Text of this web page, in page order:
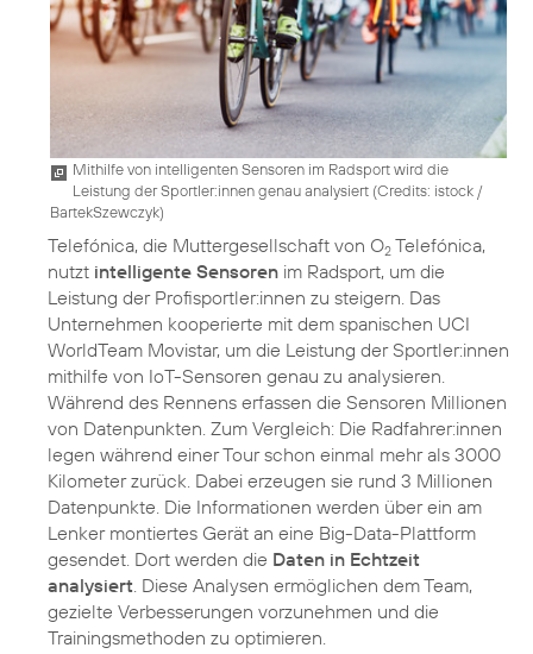
Mithilfe von intelligenten Sensoren im Radsport wird die
Leistung der Sportler:innen genau analysiert (Credits: istock /
BartekSzewczyk)
Telefónica, die Muttergesellschaft von O2 Telefónica,
nutzt intelligente Sensoren im Radsport, um die
Leistung der Profisportler:innen zu steigern. Das
Unternehmen kooperierte mit dem spanischen UCI
WorldTeam Movistar, um die Leistung der Sportler:innen
mithilfe von IoT-Sensoren genau zu analysieren.
Während des Rennens erfassen die Sensoren Millionen
von Datenpunkten. Zum Vergleich: Die Radfahrer:innen
legen während einer Tour schon einmal mehr als 3000
Kilometer zurück. Dabei erzeugen sie rund 3 Millionen
Datenpunkte. Die Informationen werden über ein am
Lenker montiertes Gerät an eine Big-Data-Plattform
gesendet. Dort werden die Daten in Echtzeit
analysiert. Diese Analysen ermöglichen dem Team,
gezielte Verbesserungen vorzunehmen und die
Trainingsmethoden zu optimieren.